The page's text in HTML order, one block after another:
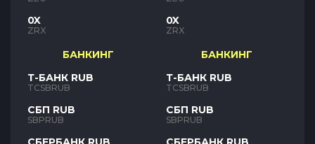
0X
ZRX
БАНКИНГ
Т-БАНК RUB
TCSBRUB
СБП RUB
SBPRUB
0X
ZRX
БАНКИНГ
Т-БАНК RUB
TCSBRUB
СБП RUB
SBPRUB